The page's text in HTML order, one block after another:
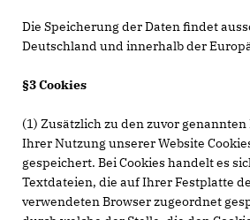
Die Speicherung der Daten findet
Deutschland und innerhalb der
§3 Cookies
(1) Zusätzlich zu den zuvor
Ihrer Nutzung unserer Website
gespeichert. Bei Cookies handelt es
Textdateien, die auf Ihrer Festplatte
verwendeten Browser zugeordnet